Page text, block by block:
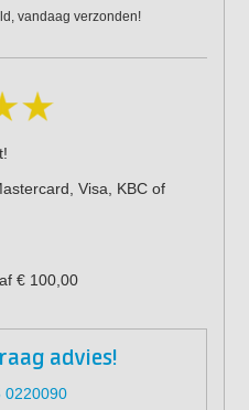
vandaag verzonden!
Visa, KBC of
€ 100,00
advies!
0220090